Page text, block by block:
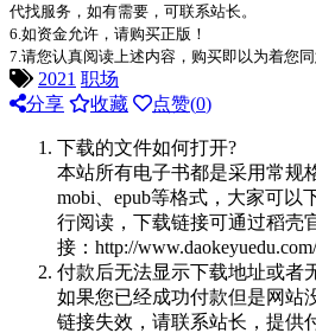
代找服务，如有需要，可联系站长。
6.如资金允许，请购买正版！
7.请您认真阅读上述内容，购买即以为着您同
2021 职场
分享
收藏 点赞(0)
下载的文件如何打开?
本站所有电子书都是采用常规
mobi、epub等格式，大家可以
行阅读，下载链接可通过稻壳
接：http://www.daokeyuedu.com/
付款后无法显示下载地址或者
如果您已经成功付款但是网站
链接失效，请联系站长，提供